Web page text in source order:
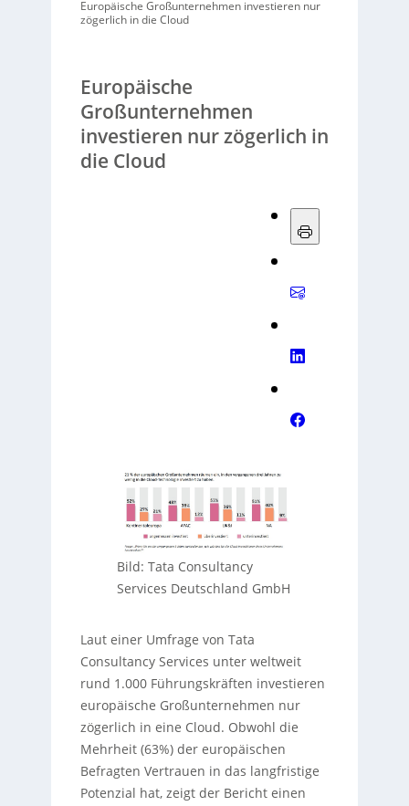
Europäische Großunternehmen investieren nur
zögerlich in die Cloud
Europäische
Großunternehmen
investieren nur zögerlich in
die Cloud
Bild: Tata Consultancy
Services Deutschland GmbH
Laut einer Umfrage von Tata
Consultancy Services unter weltweit
rund 1.000 Führungskräften investieren
europäische Großunternehmen nur
zögerlich in eine Cloud. Obwohl die
Mehrheit (63%) der europäischen
Befragten Vertrauen in das langfristige
Potenzial hat, zeigt der Bericht einen